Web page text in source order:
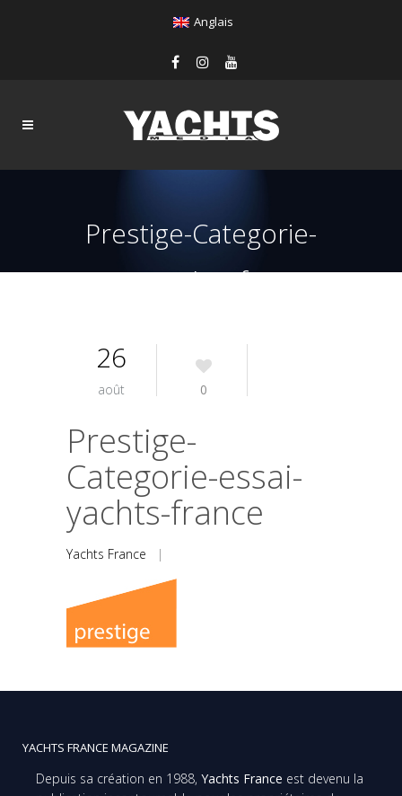
Anglais
Prestige-Categorie-
essai-yachts-france
26
août 0
Prestige-
Categorie-essai-
yachts-france
Yachts France |
YACHTS FRANCE MAGAZINE
Depuis sa création en 1988, Yachts France est devenu la